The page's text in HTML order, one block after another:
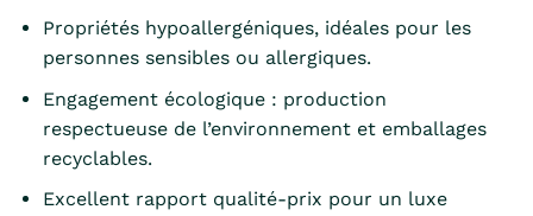
Propriétés hypoallergéniques, idéales pour les
personnes sensibles ou allergiques.
Engagement écologique : production
respectueuse de l’environnement et emballages
recyclables.
Excellent rapport qualité-prix pour un luxe